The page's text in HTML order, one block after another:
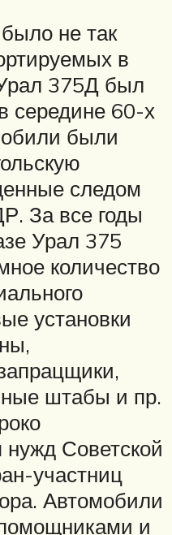
не так
в
375Д был
середине 60-х
были
следом
За все годы
Урал 375
количество
установки
штабы и пр.
нужд Советской
участниц
Автомобили
и